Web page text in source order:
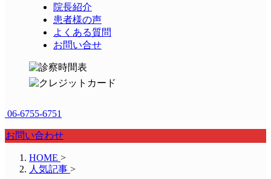
院長紹介
患者様の声
よくある質問
お問い合せ
06-6755-6751
お問い合わせ
HOME >
人気記事 >